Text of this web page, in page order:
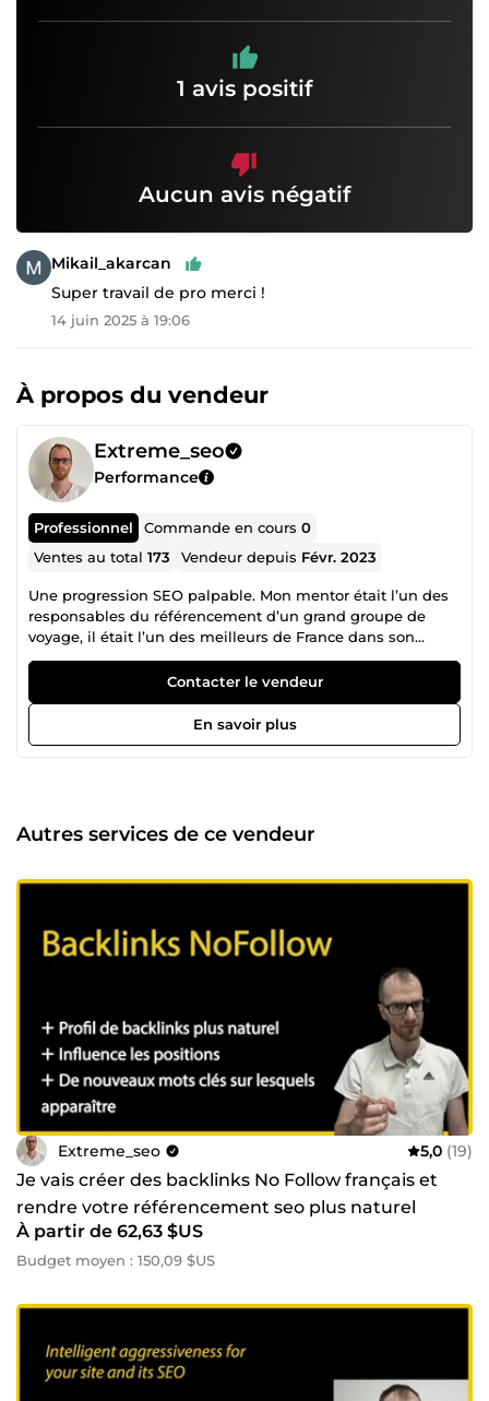
1 avis positif
Aucun avis négatif
Mikail_akarcan
Super travail de pro merci !
14 juin 2025 à 19:06
À propos du vendeur
Extreme_seo
Performance
Professionnel Commande en cours0
Ventes au total173 Vendeur depuis Févr. 2023
Une progression SEO palpable. Mon mentor était l’un des
responsables du référencement d’un grand groupe de
voyage, il était l’un des meilleurs de France dans son
domaine et aujourd’hui je vous propose mes compétences
acquises en partie auprès de lui pour bousculer vos
concurrents.
Contacter le vendeur
En savoir plus
Autres services de ce vendeur
Extreme_seo 5,0 (19)
Je vais créer des backlinks No Follow français et
rendre votre référencement seo plus naturel
À partir de 62,63 $US
Budget moyen : 150,09 $US